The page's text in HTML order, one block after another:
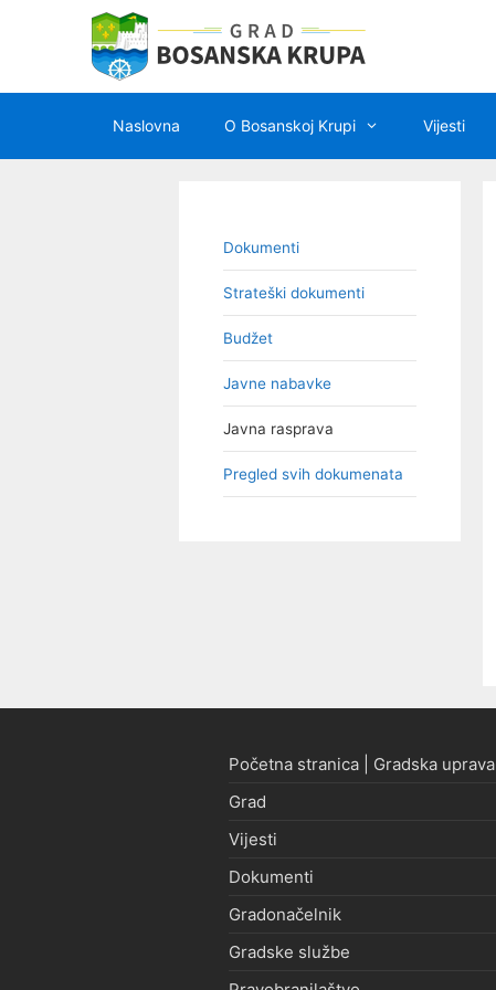
Naslovna O Bosanskoj Krupi Vijesti
Dokumenti
Strateški dokumenti
Budžet
Javne nabavke
Javna rasprava
Pregled svih dokumenata
Početna stranica | Gradska uprava
Grad
Vijesti
Dokumenti
Gradonačelnik
Gradske službe